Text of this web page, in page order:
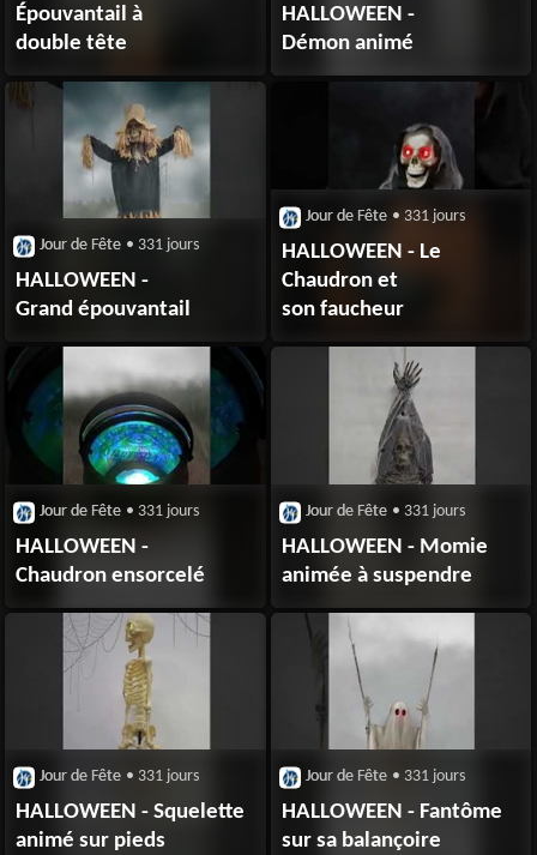
Épouvantail à
double tête
HALLOWEEN -
Démon animé
Jour de Fête • 331 jours
HALLOWEEN -
Grand épouvantail
Jour de Fête • 331 jours
HALLOWEEN - Le
Chaudron et
son faucheur
Jour de Fête • 331 jours
HALLOWEEN -
Chaudron ensorcelé
Jour de Fête • 331 jours
HALLOWEEN - Momie
animée à suspendre
Jour de Fête • 331 jours
HALLOWEEN - Squelette
animé sur pieds
Jour de Fête • 331 jours
HALLOWEEN - Fantôme
sur sa balançoire